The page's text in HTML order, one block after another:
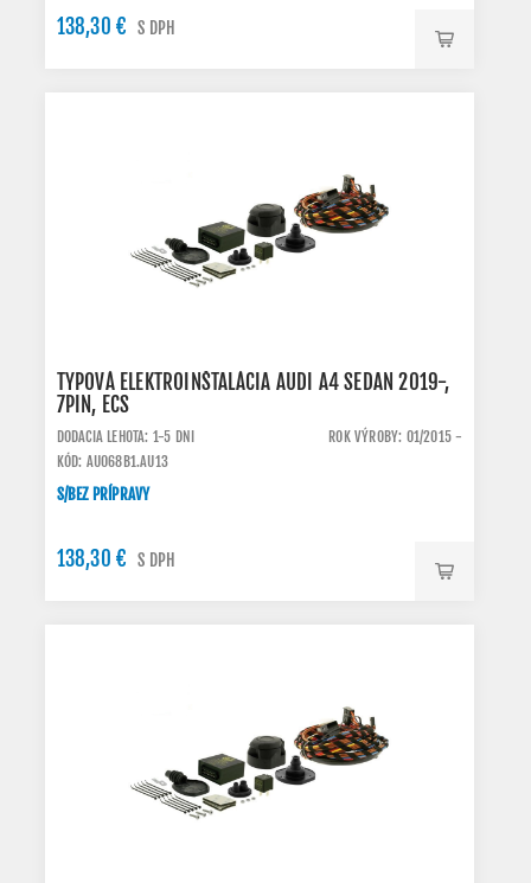
138,30 € S DPH
TYPOVÁ ELEKTROINŠTALÁCIA AUDI A4 SEDAN 2019-,
7PIN, ECS
DODACIA LEHOTA: 1-5 DNI
ROK VÝROBY: 01/2015 -
KÓD: AU068B1.AU13
S/BEZ PRÍPRAVY
138,30 € S DPH